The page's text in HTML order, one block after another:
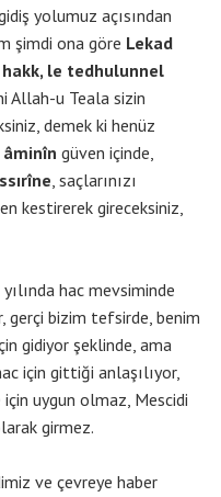
yolumuz açısından
şimdi ona göre Lekad
le tedhulunnel
Allah-u Teala sizin
demek ki henüz
âminîn güven içinde,
, saçlarınızı
kestirerek gireceksiniz,
hac mevsiminde
gerçi bizim tefsirde, benim
gidiyor şeklinde, ama
için gittiği anlaşılıyor,
uygun olmaz, Mescidi
girmez.
ve çevreye haber